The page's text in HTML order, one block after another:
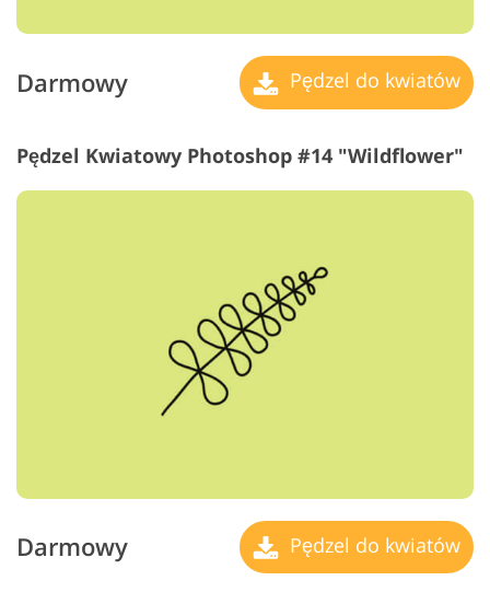
Darmowy Pędzel do kwiatów
Pędzel Kwiatowy Photoshop #14 "Wildflower"
Darmowy Pędzel do kwiatów